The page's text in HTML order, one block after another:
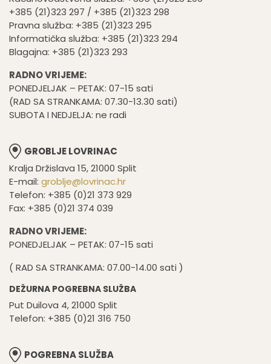
+385 (21)323 297 / +385 (21)323 298
Pravna služba: +385 (21)323 295
Informatička služba: +385 (21)323 294
Blagajna: +385 (21)323 293
RADNO VRIJEME:
PONEDJELJAK – PETAK: 07-15 sati
(RAD SA STRANKAMA: 07.30-13.30 sati)
SUBOTA I NEDJELJA: ne radi
GROBLJE LOVRINAC
Kralja Držislava 15, 21000 Split
E-mail: groblje@lovrinac.hr
Telefon: +385 (0)21 373 929
Fax: +385 (0)21 374 039
RADNO VRIJEME:
PONEDJELJAK – PETAK: 07-15 sati
( RAD SA STRANKAMA: 07.00-14.00 sati )
DEŽURNA POGREBNA SLUŽBA
Put Duilova 4, 21000 Split
Telefon: +385 (0)21 316 750
POGREBNA SLUŽBA